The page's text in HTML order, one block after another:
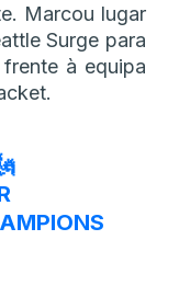
Marcou lugar
Surge para
à equipa